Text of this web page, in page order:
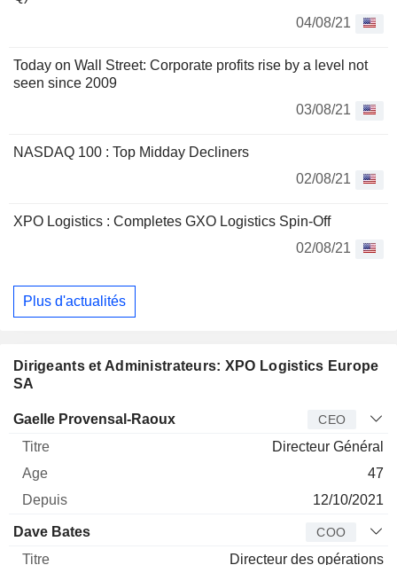
04/08/21
Today on Wall Street: Corporate profits rise by a level not
seen since 2009
03/08/21
NASDAQ 100 : Top Midday Decliners
02/08/21
XPO Logistics : Completes GXO Logistics Spin-Off
02/08/21
Plus d'actualités
Dirigeants et Administrateurs: XPO Logistics Europe
SA
Dirigeant Titre Age Depuis
Gaelle Provensal-Raoux CEO
Directeur Général
47
12/10/2021
Dave Bates COO
Directeur des opérations